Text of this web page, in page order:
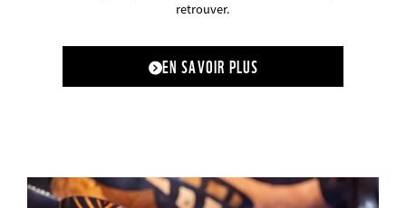
retrouver.
EN SAVOIR PLUS